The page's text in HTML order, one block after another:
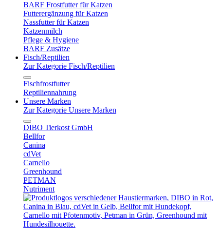
BARF Frostfutter für Katzen
Futterergänzung für Katzen
Nassfutter für Katzen
Katzenmilch
Pflege & Hygiene
BARF Zusätze
Fisch/Reptilien
Zur Kategorie Fisch/Reptilien
Fischfrostfutter
Reptiliennahrung
Unsere Marken
Zur Kategorie Unsere Marken
DIBO Tierkost GmbH
Bellfor
Canina
cdVet
Carnello
Greenhound
PETMAN
Nutriment